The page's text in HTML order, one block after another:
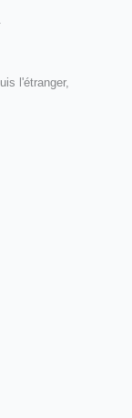
l'étranger,